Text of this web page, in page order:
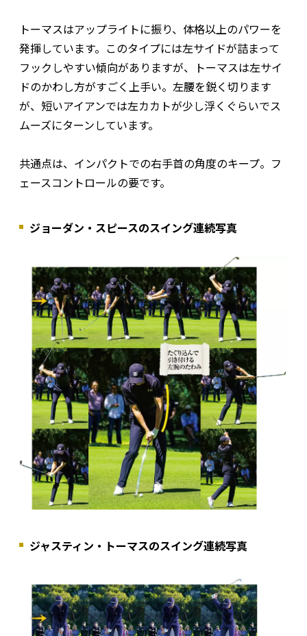
トーマスはアップライトに振り、体格以上のパワーを
発揮しています。このタイプには左サイドが詰まって
フックしやすい傾向がありますが、トーマスは左サイ
ドのかわし方がすごく上手い。左腰を鋭く切ります
が、短いアイアンでは左カカトが少し浮くぐらいでス
ムーズにターンしています。
共通点は、インパクトでの右手首の角度のキープ。フ
ェースコントロールの要です。
ジョーダン・スピースのスイング連続写真
ジャスティン・トーマスのスイング連続写真